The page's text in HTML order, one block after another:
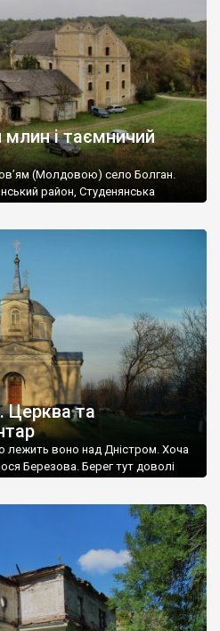
і таємничий
(Молдовою) село Болган.
район, Студенянська
хрестами. Всі епітафії, які
церковнослов’янською
ознаками – цвинтар
19 століттям. У 1924-1940
Церква та
лежить воно над Дністром. Хоча
Березова. Берег тут доволі
від більшості навколишніх
церква. Точної дати […]